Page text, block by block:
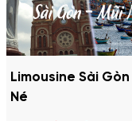
Limousine Sài
Né